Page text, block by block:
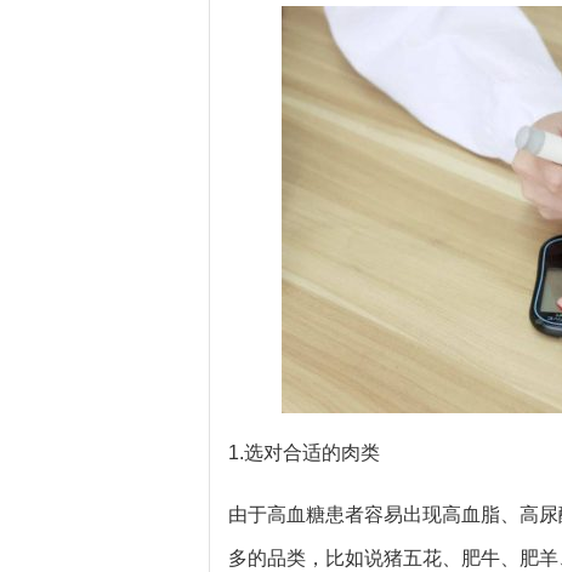
1.选对合适的肉类
由于高血糖患者容易出现高血脂、高
多的品类，比如说猪五花、肥牛、肥